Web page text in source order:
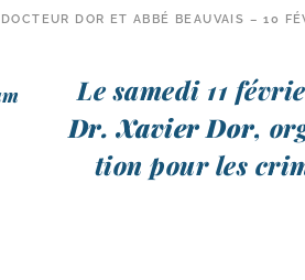
DOCTEUR DOR ET ABBÉ BEAUVAIS – 10
Le same­di 11
Dr. Xavier Dor,
tion pour les